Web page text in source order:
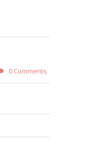
0 Comments